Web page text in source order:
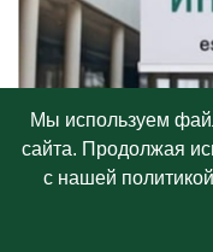
САМЫЕ
Мы используем
сайта. Продолжая
с нашей